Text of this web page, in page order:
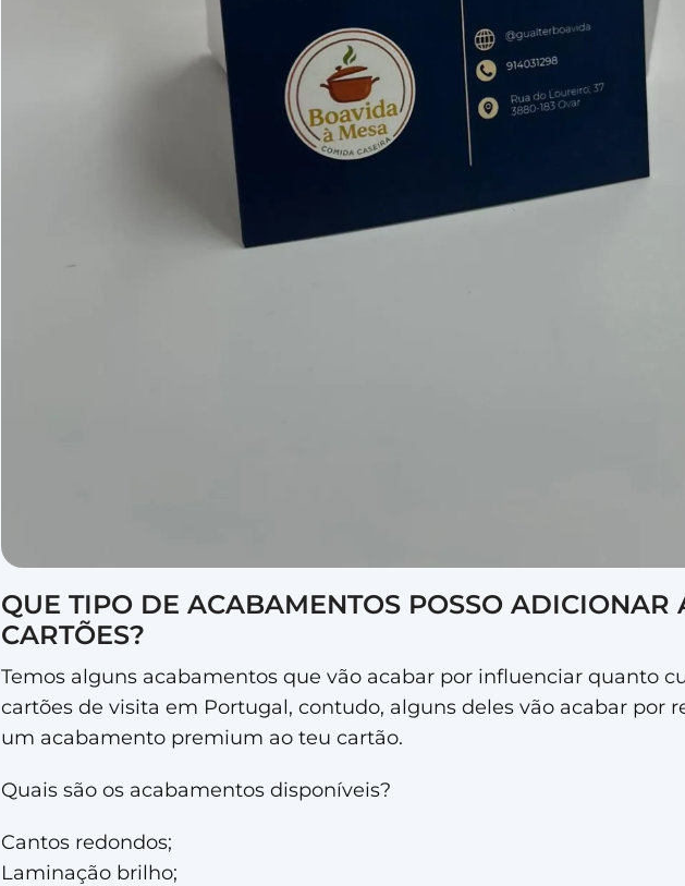
QUE TIPO DE ACABAMENTOS POSSO ADICIONAR
CARTÕES?
Temos alguns acabamentos que vão acabar por influenciar quanto
cartões de visita em Portugal, contudo, alguns deles vão acabar por
um acabamento premium ao teu cartão.
Quais são os acabamentos disponíveis?
Cantos redondos;
Laminação brilho;